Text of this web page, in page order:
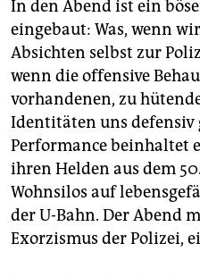
In den Abend ist ein
eingebaut: Was, wenn
Absichten selbst zur
wenn die offensive
vorhandenen, zu
Identitäten uns defensiv
Performance beinhaltet
ihren Helden aus dem
Wohnsilos auf
der U-Bahn. Der Abend
Exorzismus der Polizei,